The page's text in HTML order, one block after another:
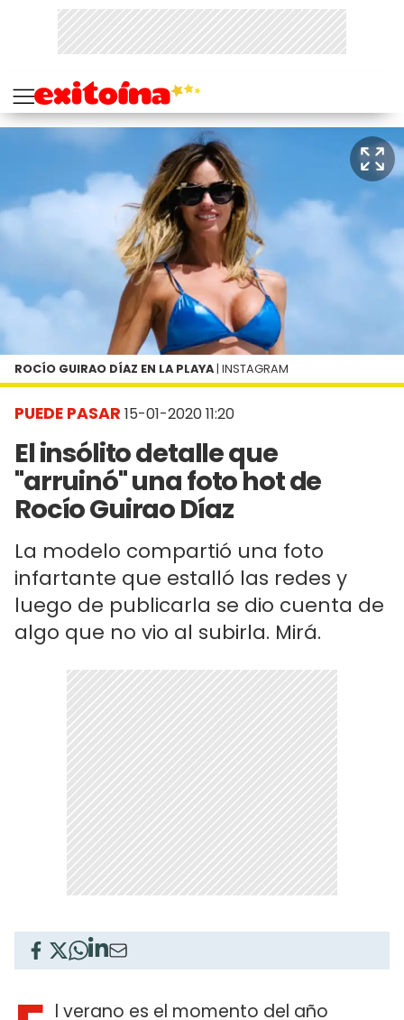
PUEDE PASAR 15-01-2020 11:20
El insólito detalle que
"arruinó" una foto hot de
Rocío Guirao Díaz
La modelo compartió una foto
infartante que estalló las redes y
luego de publicarla se dio cuenta de
algo que no vio al subirla. Mirá.
ROCÍO GUIRAO DÍAZ EN LA PLAYA | INSTAGRAM
l verano es el momento del año